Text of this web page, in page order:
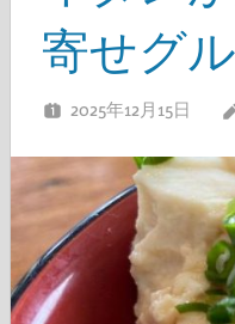
寄せグ
2025年12月15日